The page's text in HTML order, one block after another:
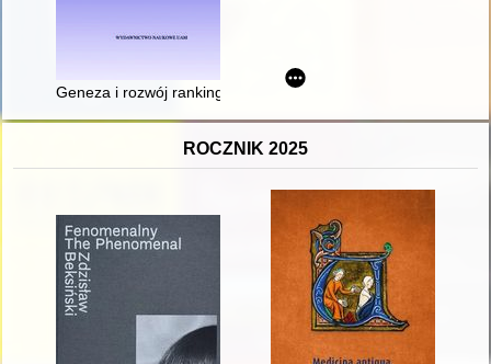
Geneza i rozwój rankingów uczelni wyższych
ROCZNIK 2025